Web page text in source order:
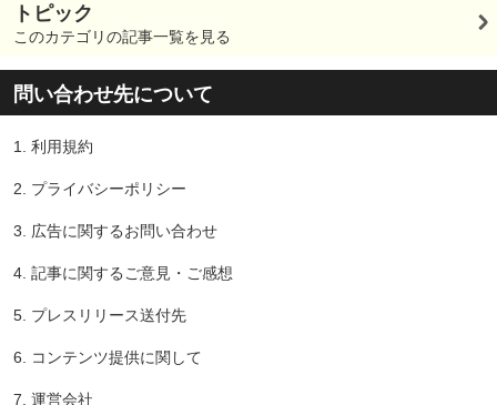
トピック
このカテゴリの記事一覧を見る
問い合わせ先について
1. 利用規約
2. プライバシーポリシー
3. 広告に関するお問い合わせ
4. 記事に関するご意見・ご感想
5. プレスリリース送付先
6. コンテンツ提供に関して
7. 運営会社